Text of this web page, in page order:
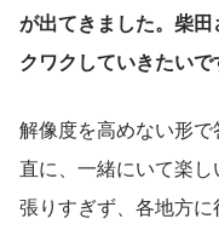
が出てきました。柴
クワクしていきたいで
解像度を高めない形
直に、一緒にいて楽
張りすぎず、各地方